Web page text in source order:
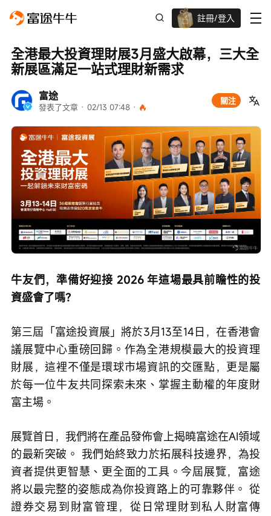
註冊/登入
迎新驚喜賞 股票/BTC等任你揀!
富途
發表了文章 · 02/13 07:48 ·
關注
全港最大投資理財展3月盛大啟幕，三大全
新展區滿足一站式理財新需求
牛友們，準備好迎接 2026 年這場最具前瞻性的投
資盛會了嗎？
第三屆「富途投資展」將於3月13至14日，在香港會
議展覽中心重磅回歸。作為全港規模最大的投資理
財展，這裡不僅是環球市場資訊的交匯點，更是屬
於每一位牛友共同探索未來、掌握主動權的年度財
富主場。
展覽首日，我們將在產品發佈會上揭曉富途在AI領域
的最新突破。 我們始終致力於拓展科技邊界，為投
資者提供更智慧、更全面的工具。今屆展覽，富途
將以最完整的姿態成為你投資路上的可靠夥伴。 從
證券交易到財富管理，從日常理財到私人財富傳